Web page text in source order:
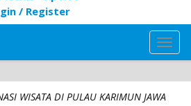
/ Register
WISATA DI PULAU KARIMUN JAWA